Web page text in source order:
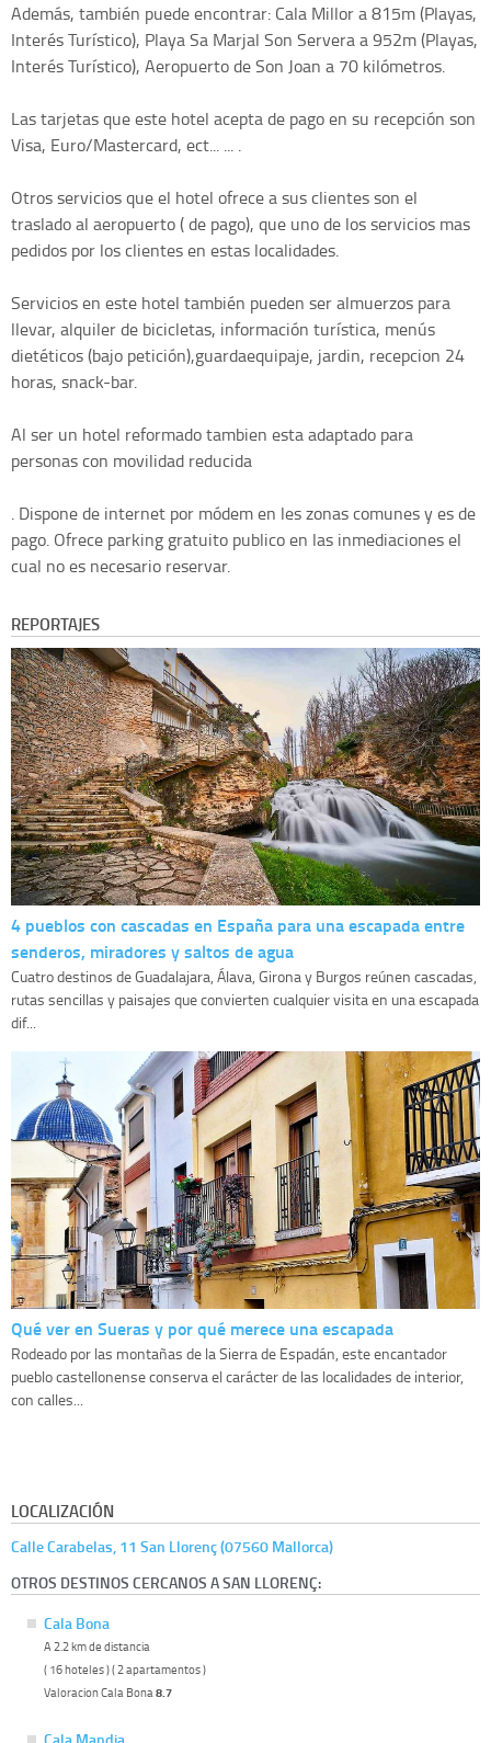
Además, también puede encontrar: Cala Millor a 815m (Playas,
Interés Turístico), Playa Sa Marjal Son Servera a 952m (Playas,
Interés Turístico), Aeropuerto de Son Joan a 70 kilómetros.
Las tarjetas que este hotel acepta de pago en su recepción son
Visa, Euro/Mastercard, ect... ... .
Otros servicios que el hotel ofrece a sus clientes son el
traslado al aeropuerto ( de pago), que uno de los servicios mas
pedidos por los clientes en estas localidades.
Servicios en este hotel también pueden ser almuerzos para
llevar, alquiler de bicicletas, información turística, menús
dietéticos (bajo petición),guardaequipaje, jardin, recepcion 24
horas, snack-bar.
Al ser un hotel reformado tambien esta adaptado para
personas con movilidad reducida
. Dispone de internet por módem en les zonas comunes y es de
pago. Ofrece parking gratuito publico en las inmediaciones el
cual no es necesario reservar.
REPORTAJES
4 pueblos con cascadas en España para una escapada entre
senderos, miradores y saltos de agua
Cuatro destinos de Guadalajara, Álava, Girona y Burgos reúnen cascadas,
rutas sencillas y paisajes que convierten cualquier visita en una escapada
dif...
Qué ver en Sueras y por qué merece una escapada
Rodeado por las montañas de la Sierra de Espadán, este encantador
pueblo castellonense conserva el carácter de las localidades de interior,
con calles...
LOCALIZACIÓN
Calle Carabelas, 11 San Llorenç (07560 Mallorca)
OTROS DESTINOS CERCANOS A SAN LLORENÇ:
Cala Bona
A 2.2 km de distancia
( 16 hoteles ) ( 2 apartamentos )
Valoracion Cala Bona 8.7
Cala Mandia